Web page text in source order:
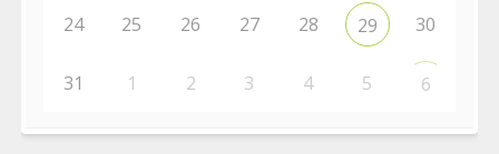
24 25 26 27 28 29 30
31 1 2 3 4 5 6